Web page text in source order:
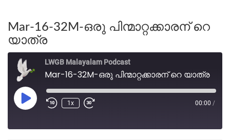
Mar-16-32M-ഒരു പിന്മാറ്റക്കാരന് റെ
യാത്ര
LWGB Malayalam Podcast
Mar-16-32M-ഒരു പിന്മാറ്റക്കാരന് റെ യാത്ര
1x 00:00 /